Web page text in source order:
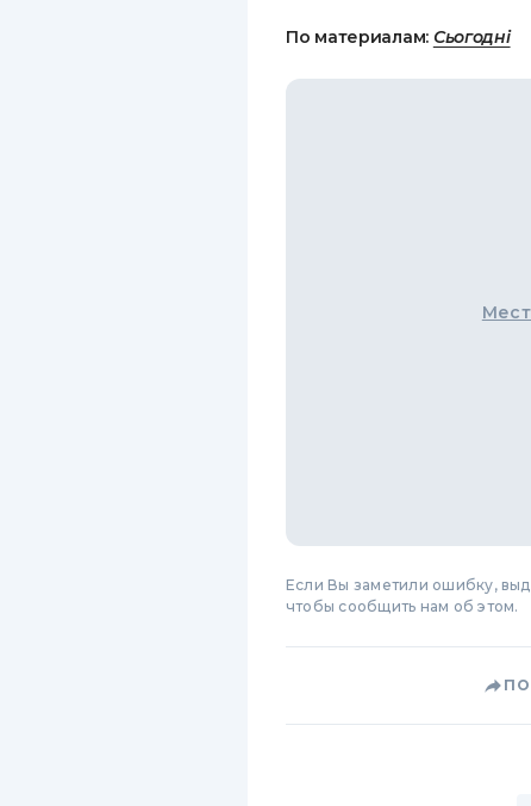
По материалам: Сьогодні
Если Вы заметили ошибку,
чтобы сообщить нам об этом.